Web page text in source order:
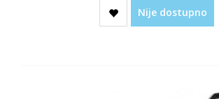
Nije dostupno